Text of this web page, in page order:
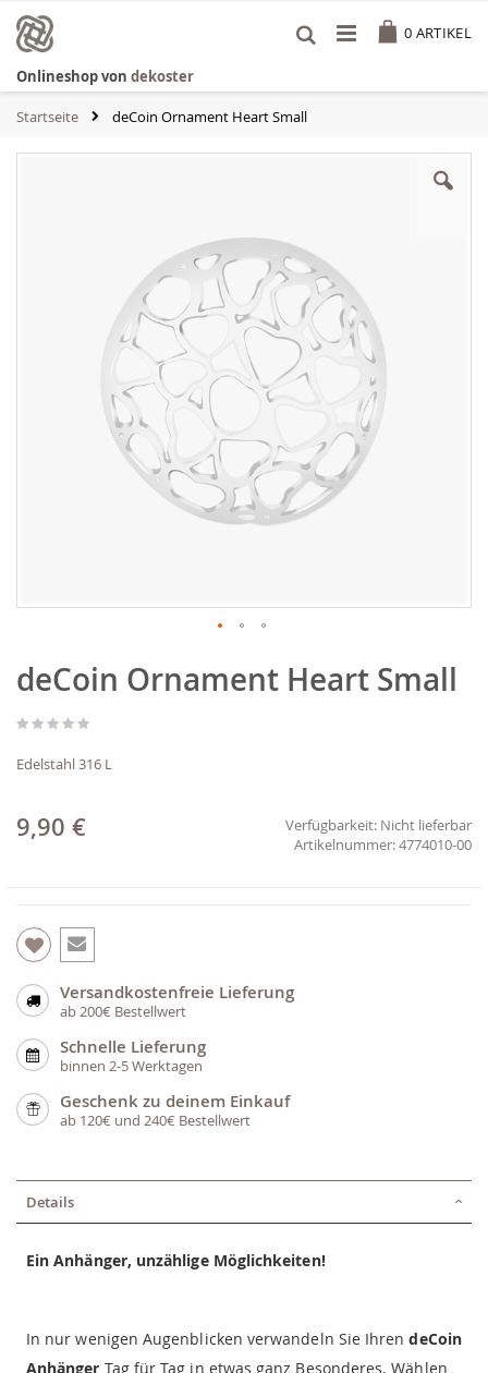
Inhalt
springen
0 ARTIKEL
Onlineshop von dekoster
Startseite deCoin Ornament Heart Small
Anfang
der
springen
deCoin Ornament Heart Small
Edelstahl 316 L
9,90 € Verfügbarkeit: Nicht lieferbar
4774010-00
Versandkostenfreie Lieferung
ab 200€ Bestellwert
Schnelle Lieferung
binnen 2-5 Werktagen
Geschenk zu deinem Einkauf
ab 120€ und 240€ Bestellwert
Details
Ein Anhänger, unzählige Möglichkeiten!
In nur wenigen Augenblicken verwandeln Sie IhrendeCoin
Anhänger Tag für Tag in etwas ganz Besonderes. Wählen